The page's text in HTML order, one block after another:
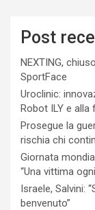
Post
NEXTING,
SportFace
Uroclinic:
Robot ILY e
Prosegue la
rischia chi
Giornata
“Una vittima
Israele, Salvini:
benvenuto”